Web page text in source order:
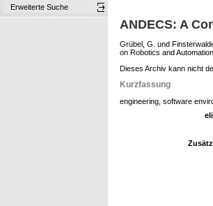
Erweiterte Suche
ANDECS: A
Grübel, G. und
on Robotics and
Dieses Archiv kann nicht
Kurzfassung
engineering, software